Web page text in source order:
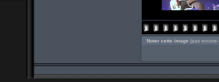
Noter cette image (pas encore